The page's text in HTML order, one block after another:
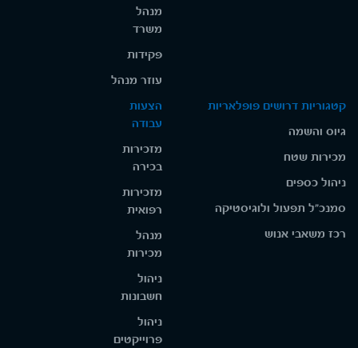
מנהל
משרד
פקידות
עוזר מנהל
קטגוריות דרושים פופלאריות
גיוס והשמה
מכירות שטח
ניהול כספים
סמנכ"ל תפעול ולוגיסטיקה
רכז משאבי אנוש
הצעות
עבודה
מזכירות
בכירה
מזכירות
רפואית
מנהל
מכירות
ניהול
חשבונות
ניהול
פרוייקטים